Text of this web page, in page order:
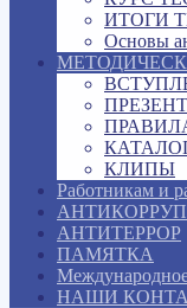
ИТОГИ
Основы
КЛИПЫ
Работникам и
АНТИТЕРРОР
ПАМЯТКА
НАШИ